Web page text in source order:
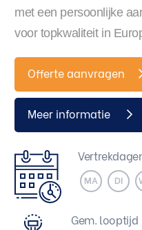
met een persoonlijke
voor topkwaliteit in
Offerte aanvragen
Meer informatie
MA DI
Gem. looptijd